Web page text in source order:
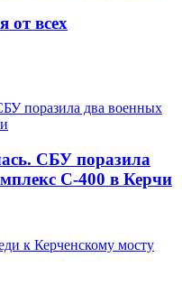
от всех
СБУ поразила
С-400 в Керчи